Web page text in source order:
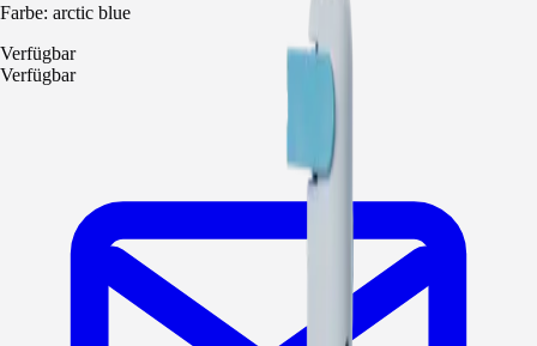
Farbe: arctic blue
Verfügbar
Verfügbar